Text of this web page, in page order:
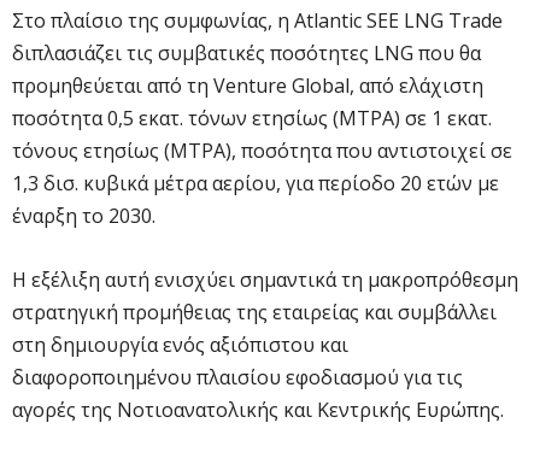
Στο πλαίσιο της συμφωνίας, η Atlantic SEE LNG Trade
διπλασιάζει τις συμβατικές ποσότητες LNG που θα
προμηθεύεται από τη Venture Global, από ελάχιστη
ποσότητα 0,5 εκατ. τόνων ετησίως (MTPA) σε 1 εκατ.
τόνους ετησίως (MTPA), ποσότητα που αντιστοιχεί σε
1,3 δισ. κυβικά μέτρα αερίου, για περίοδο 20 ετών με
έναρξη το 2030.
Η εξέλιξη αυτή ενισχύει σημαντικά τη μακροπρόθεσμη
στρατηγική προμήθειας της εταιρείας και συμβάλλει
στη δημιουργία ενός αξιόπιστου και
διαφοροποιημένου πλαισίου εφοδιασμού για τις
αγορές της Νοτιοανατολικής και Κεντρικής Ευρώπης.